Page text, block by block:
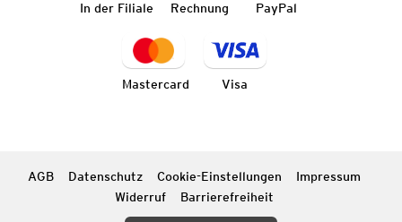
In der Filiale Rechnung PayPal
Mastercard Visa
AGB Datenschutz Cookie-Einstellungen
Impressum
Widerruf
Barrierefreiheit